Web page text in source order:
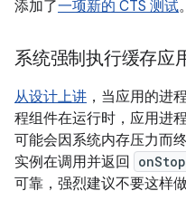
添加了一项新的 CTS 测试。
系统强制执行缓存应
从设计上讲 ，当应用的进
程组件在运行时，应用进
可能会因系统内存压力而
实例在调用并返回
可靠，强烈建议不要这样做